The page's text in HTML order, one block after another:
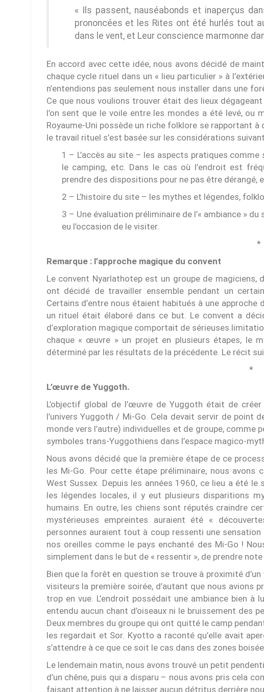
« Ils passent, nauséabonds et inaperçus
prononcées et les Rites ont été hurlés tout
dans le vent, et Leur conscience marmonne
En accord avec cette idée, nous avons décidé de
chaque cycle rituel dans un « lieu particulier » à
n’entendions pas seulement nous installer dans une
Ce que nous voulions trouver était des lieux
l’on sent que le voile entre les mondes a été levé, ou
Royaume-Uni possède un riche folklore se rapportant
le travail rituel s’est basée sur les considérations
1 – L’accès au site – les aspects pratiques
le camping, etc. Dans le cas où l’endroit est
prendre des dispositions pour ne pas être dérangé,
2 – L’histoire du site – les mythes et légendes,
3 – Une évaluation préliminaire de l’« ambiance »
eu l’occasion de le visiter.
*
Remarque : l’approche magique du convent
Le convent Nyarlathotep est un groupe de magiciens,
ont décidé de travailler ensemble pendant un
Certains d’entre nous étaient habitués à une
un rituel était élaboré dans ce but. Le convent a
d’exploration magique comportait de sérieuses
chaque « œuvre » un projet en plusieurs étapes, le
déterminé par les résultats de la précédente. Le récit
*
L’œuvre de Yuggoth.
L’objectif global de l’œuvre de Yuggoth était de
l’univers Yuggoth / Mi-Go. Cela devait servir de point
monde vers l’autre) individuelles et de groupe, comme
symboles trans-Yuggothiens dans l’espace magico-
Nous avons décidé que la première étape de ce
les Mi-Go. Pour cette étape préliminaire, nous avons
West Sussex. Depuis les années 1960, ce lieu a été le
les légendes locales, il y eut plusieurs disparitions
humains. En outre, les chiens sont réputés craindre
mystérieuses empreintes auraient été «
personnes auraient tout à coup ressenti une
nos oreilles comme le pays enchanté des Mi-Go !
simplement dans le but de « ressentir », de prendre
Bien que la forêt en question se trouve à proximité
visiteurs la première soirée, d’autant que nous avions
trop en vue. L’endroit possédait une ambiance bien
entendu aucun chant d’oiseaux ni le bruissement des
Deux membres du groupe qui ont quitté le camp
les regardait et Sor. Kyotto a raconté qu’elle avait
s’attendre à ce que ce soit le cas dans des zones
Le lendemain matin, nous avons trouvé un petit
d’un chêne, puis qui a disparu – nous avons pris cela
faisant attention à ne laisser aucun détritus derrière